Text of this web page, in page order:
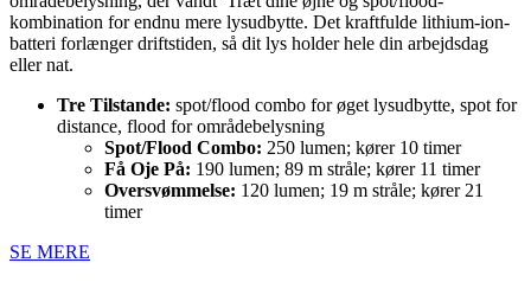
kombination for endnu mere lysudbytte. Det kraftfulde lithium-ion-
batteri forlænger driftstiden, så dit lys holder hele din arbejdsdag
eller nat.
Tre Tilstande: spot/flood combo for øget lysudbytte, spot for
distance, flood for områdebelysning
Spot/Flood Combo: 250 lumen; kører 10 timer
Få Oje På: 190 lumen; 89 m stråle; kører 11 timer
Oversvømmelse: 120 lumen; 19 m stråle; kører 21
timer
SE MERE